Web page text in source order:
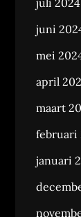
juli 2024
juni
mei
april
maart
februari
januari